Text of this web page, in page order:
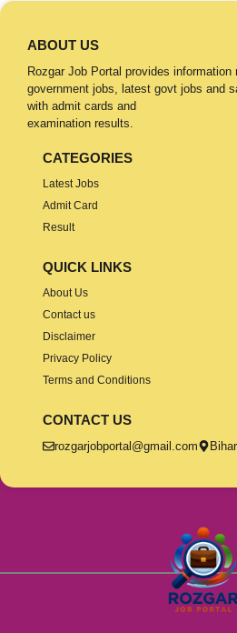
ABOUT US
Rozgar Job Portal provides information
government jobs, latest govt jobs and
with admit cards and
examination results.
CATEGORIES
Latest Jobs
Admit Card
Result
QUICK LINKS
About Us
Contact us
Disclaimer
Privacy Policy
Terms and Conditions
CONTACT US
rozgarjobportal@gmail.com